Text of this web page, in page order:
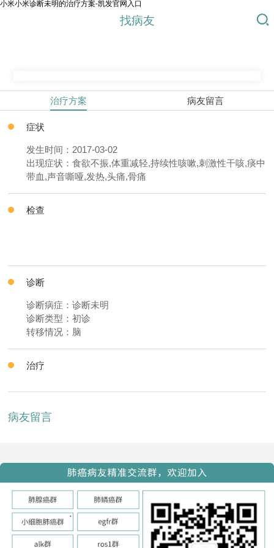
小米小米诊断未明的治疗方案-凯发官网入口
找病友
治疗方案 病友留言
症状
发生时间：2017-03-02
出现症状：食欲不振,体重减轻,持续性咳嗽,刺激性干咳,痰中
带血,声音嘶哑,发热,头痛,骨痛
检查
诊断
诊断病症：诊断未明
诊断类型：初诊
转移情况：脑
治疗
病友留言